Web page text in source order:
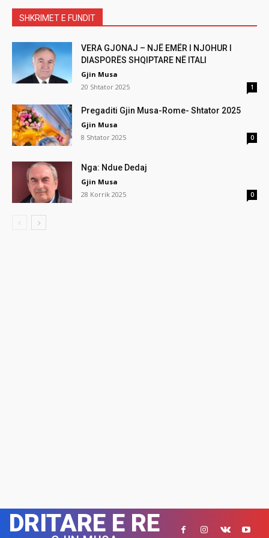
SHKRIMET E FUNDIT
VERA GJONAJ – NJË EMËR I NJOHUR I
DIASPORËS SHQIPTARE NË ITALI
Gjin Musa
20 Shtator 2025
1
Pregaditi Gjin Musa-Rome- Shtator 2025
Gjin Musa
8 Shtator 2025
0
Nga: Ndue Dedaj
Gjin Musa
28 Korrik 2025
0
DRITARE E RE